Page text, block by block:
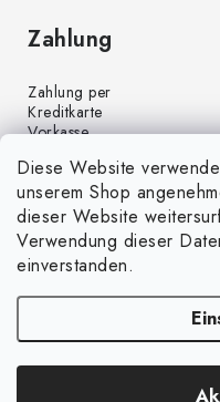
Diese Website
unserem Shop
dieser Website
Verwendung dieser
einverstanden.
Zahlung
Zahlung per
Kreditkarte
Vorkasse
Zahlung per PayPal
Nachnahme
Copyright 2026